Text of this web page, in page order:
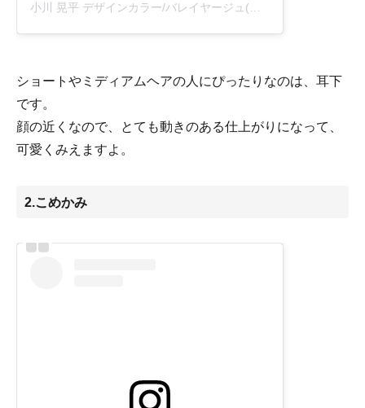
小川 晃平 デザインカラー/バレイヤージュ(@kouheykawk)がシェアした投稿
ショートやミディアムヘアの人にぴったりなのは、耳下
です。
顔の近くなので、とても動きのある仕上がりになって、
可愛くみえますよ。
2.こめかみ